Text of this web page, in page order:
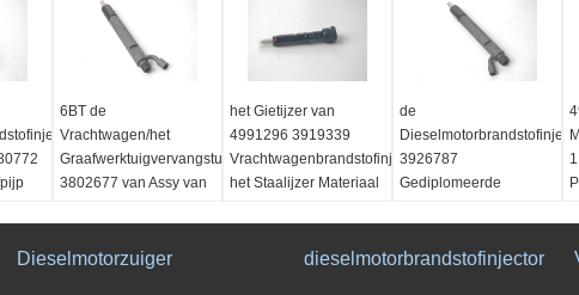
6BT de
Vrachtwagen/het
Graafwerktuigvervangstukken
3802677 van Assy van
naam:
het Gietijzer van
4991296 3919339
Vrachtwagenbrandstofinjectors/Van
het Staalijzer Materiaal
12 Maanden
de
3926787
Gediplomeerde
naam:12 Monthstruck-
Dieselmotorzuiger dieselmotorbrandstofinjector